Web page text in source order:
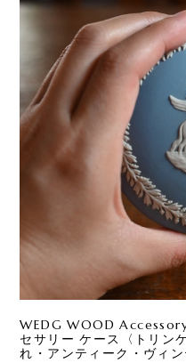
WEDG WOOD
セサリー ケース〈トリン
れ・アンティーク・ヴィ